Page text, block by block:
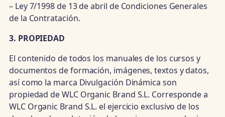
– Ley 7/1998 de 13 de abril de Condiciones Generales
de la Contratación.
3. PROPIEDAD
El contenido de todos los manuales de los cursos y
documentos de formación, imágenes, textos y datos,
así como la marca Divulgación Dinámica son
propiedad de WLC Organic Brand S.L. Corresponde a
WLC Organic Brand S.L. el ejercicio exclusivo de los